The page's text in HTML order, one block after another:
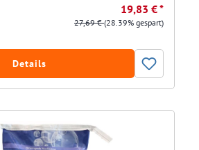
19,83 € *
27,69 €(28.39% gespart)
Details